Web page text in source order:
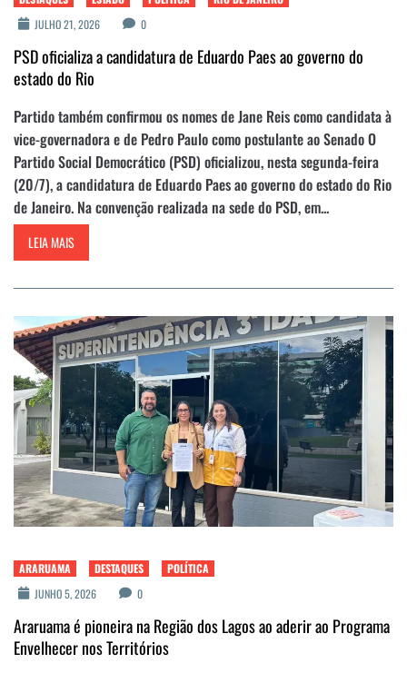
JULHO 21, 2026
0
PSD oficializa a candidatura de Eduardo Paes ao governo do
estado do Rio
Partido também confirmou os nomes de Jane Reis como candidata à
vice-governadora e de Pedro Paulo como postulante ao Senado O
Partido Social Democrático (PSD) oficializou, nesta segunda-feira
(20/7), a candidatura de Eduardo Paes ao governo do estado do Rio
de Janeiro. Na convenção realizada na sede do PSD, em...
LEIA MAIS
ARARUAMA DESTAQUES
POLÍTICA
JUNHO 5, 2026
0
Araruama é pioneira na Região dos Lagos ao aderir ao Programa
Envelhecer nos Territórios